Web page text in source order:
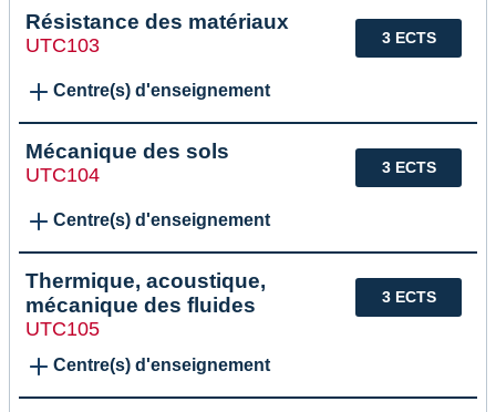
3 ECTS
Résistance des matériaux
UTC103
Centre(s) d'enseignement
3 ECTS
Mécanique des sols
UTC104
Centre(s) d'enseignement
3 ECTS
Thermique, acoustique,
mécanique des fluides
UTC105
Centre(s) d'enseignement